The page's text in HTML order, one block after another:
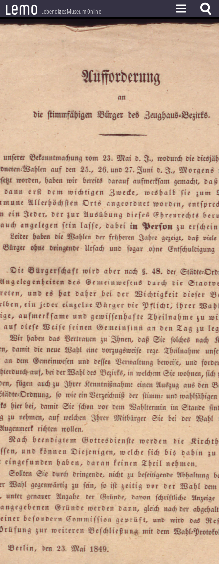
lemo Lebendiges Museum Online
ZEITSTRAHL
THEMEN
ZEITZEUGEN
BESTAND
LERNEN
PROJEKT